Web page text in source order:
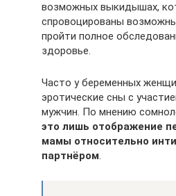
возможных выкидышах,
спровоцированы
пройти полное
здоровье.
Часто у беременных
эротические сны с
мужчин. По мнению
это лишь отображение
мамы относительно
партнёром.